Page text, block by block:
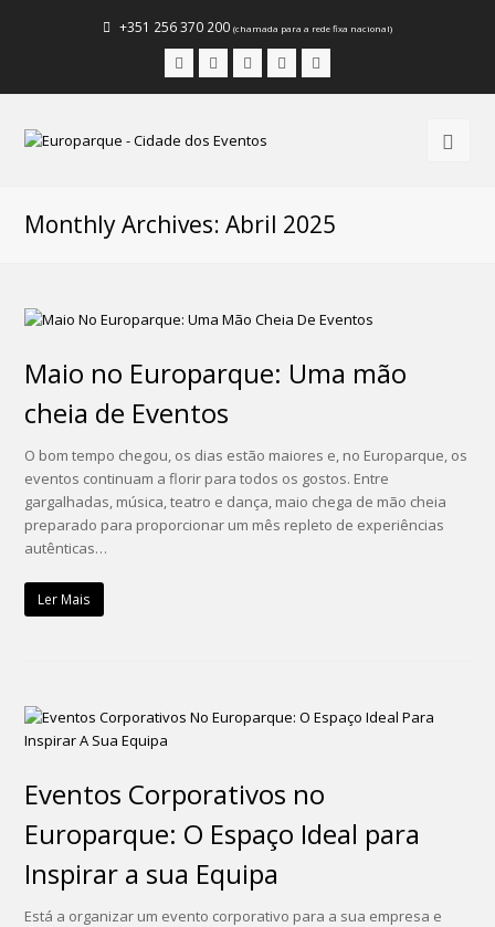
+351 256 370 200 (chamada para a rede fixa nacional)
FacebookInstagram
LinkedInYoutube
Monthly Archives: Abril 2025
Maio no Europarque: Uma mão
cheia de Eventos
O bom tempo chegou, os dias estão maiores e, no Europarque, os
eventos continuam a florir para todos os gostos. Entre
gargalhadas, música, teatro e dança, maio chega de mão cheia
preparado para proporcionar um mês repleto de experiências
autênticas…
Ler Mais
Eventos Corporativos no
Europarque: O Espaço Ideal para
Inspirar a sua Equipa
Está a organizar um evento corporativo para a sua empresa e